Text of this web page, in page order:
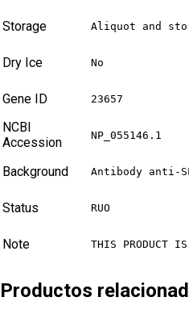
Storage Aliquot and
Dry Ice No
Gene ID 23657
NCBI
Accession
NP_055146.1
Background Antibody anti-
Status RUO
Note THIS PRODUCT IS
Productos